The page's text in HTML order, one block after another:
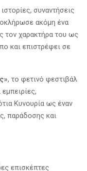
συναντήσεις
ακόμη ένα
τον χαρακτήρα του ως
και επιστρέφει σε
, το φετινό φεστιβάλ
Κυνουρία ως έναν
παράδοσης και
επισκέπτες